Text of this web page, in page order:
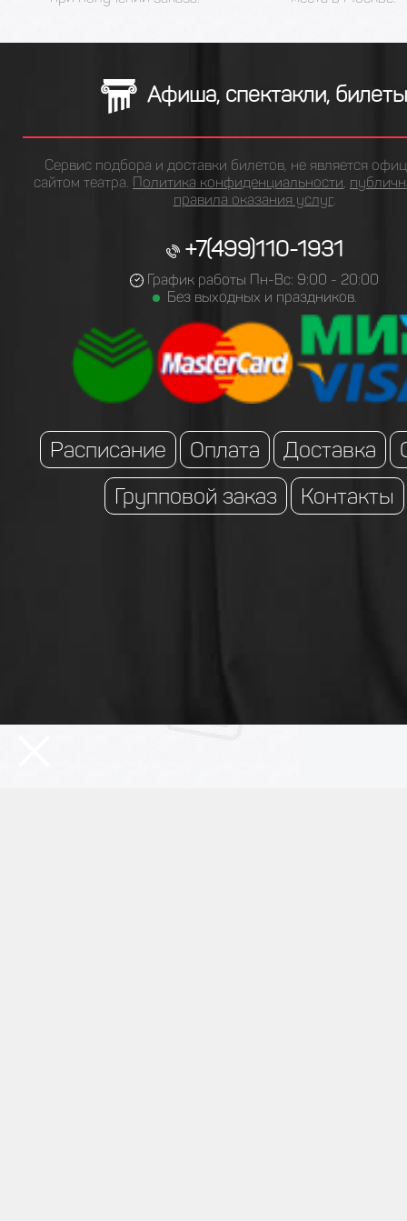
Афиша, спектакли, билеты
Сервис подбора и доставки билетов, не является
сайтом театра. Политика конфиденциальности,
правила оказания услуг.
+7(499)110-1931
График работы Пн-Вс: 9:00 - 20:00
Без выходных и праздников.
Расписание Оплата Доставка
Групповой заказ
Контакты